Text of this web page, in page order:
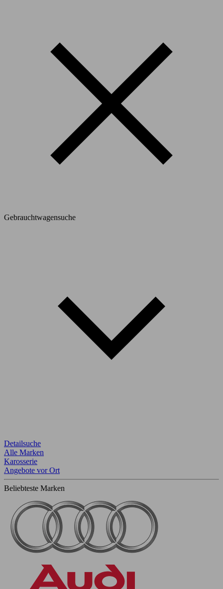
Gebrauchtwagensuche
Detailsuche
Alle Marken
Karosserie
Angebote vor Ort
Beliebteste Marken